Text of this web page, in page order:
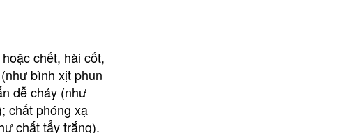
chết, hài cốt,
bình xịt phun
dễ cháy (như
chất phóng xạ
chất tẩy trắng).